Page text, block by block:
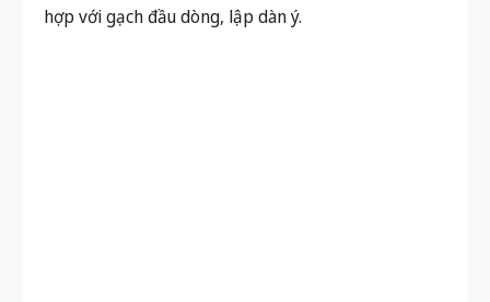
hợp với gạch đầu dòng, lập dàn ý.